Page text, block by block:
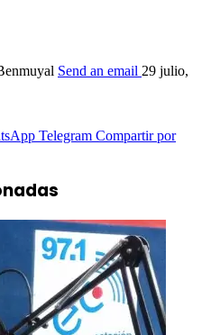
Send an email 29 julio,
Telegram Compartir por